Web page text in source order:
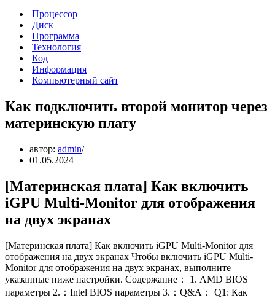
навигацииПроцессор
Диск
Программа
Технология
Код
Информация
Компьютерный сайт
Как подключить второй монитор через
материнскую плату
автор: admin
01.05.2024
[Материнская плата] Как включить
iGPU Multi-Monitor для отображения
на двух экранах
[Материнская плата] Как включить iGPU Multi-Monitor для
отображения на двух экранах Чтобы включить iGPU Multi-
Monitor для отображения на двух экранах, выполните
указанные ниже настройки. Содержание： 1. AMD BIOS
параметры 2.：Intel BIOS параметры 3.：Q&A： Q1: Как